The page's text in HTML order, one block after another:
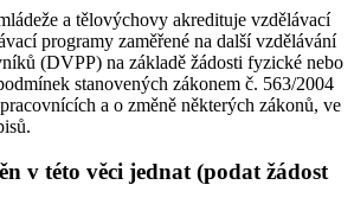
a tělovýchovy akredituje vzdělávací
programy zaměřené na další vzdělávání
(DVPP) na základě žádosti fyzické nebo
stanovených zákonem č. 563/2004
a o změně některých zákonů, ve
v této věci jednat (podat žádost